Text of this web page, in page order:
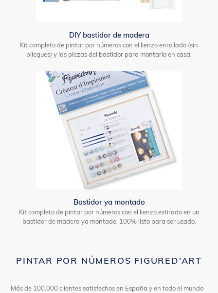
DIY bastidor de madera
Kit completo de pintar por números con el lienzo enrollado (sin
pliegues) y las piezas del bastidor para montarlo en casa.
Bastidor ya montado
Kit completo de pintar por números con el lienzo estirado en un
bastidor de madera ya montado. 100% listo para ser usado.
PINTAR POR NÚMEROS FIGURED’ART
Más de 100.000 clientes satisfechos en España y en todo el mundo